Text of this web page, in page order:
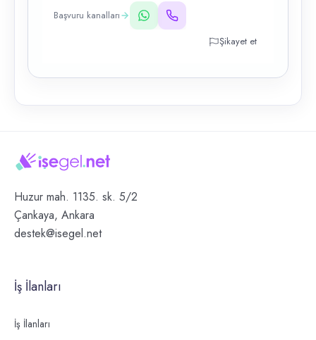
Başvuru kanalları
Şikayet et
Huzur mah. 1135. sk. 5/2
Çankaya, Ankara
destek@isegel.net
İş İlanları
İş İlanları